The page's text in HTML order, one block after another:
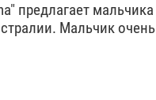
предлагает мальчика
Мальчик очень